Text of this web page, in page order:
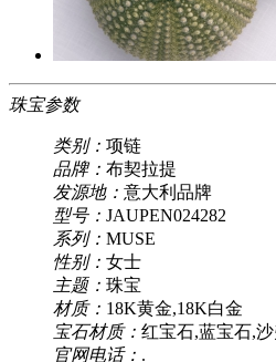
珠宝参数
类别： 项链
品牌： 布契拉提
发源地： 意大利品牌
型号： JAUPEN024282
系列： MUSE
性别： 女士
主题： 珠宝
材质： 18K黄金,18K白金
宝石材质： 红宝石,蓝宝石,
官网电话： .